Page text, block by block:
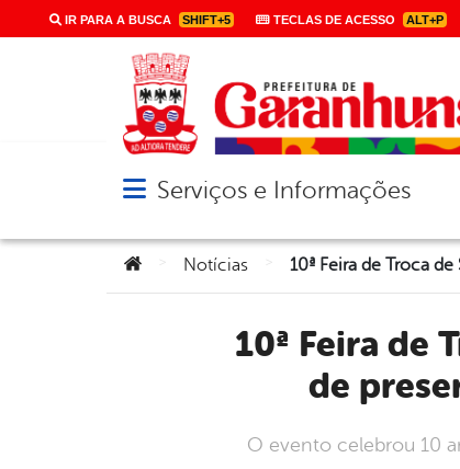
IR PARA A BUSCA SHIFT+5 TECLAS DE ACESSO ALT+P
Abrir menu principal de navegação
Serviços e Informações
Você está aqui:
Notícias
10ª Feira de Troca de Sementes Crioulas celebra uma década
de
O evento celebrou 10